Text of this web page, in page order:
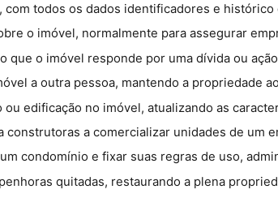
todos os dados identificadores e histórico
o imóvel, normalmente para assegurar
que o imóvel responde por uma dívida ou
a outra pessoa, mantendo a propriedade
edificação no imóvel, atualizando as
construtoras a comercializar unidades de um
condomínio e fixar suas regras de uso,
quitadas, restaurando a plena